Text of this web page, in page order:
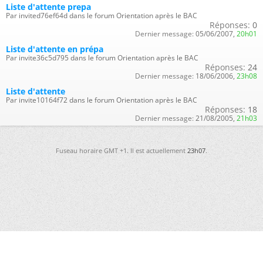
Liste d'attente prepa
Par invited76ef64d dans le forum Orientation après le BAC
Réponses: 0
Dernier message: 05/06/2007, 20h01
Liste d'attente en prépa
Par invite36c5d795 dans le forum Orientation après le BAC
Réponses: 24
Dernier message: 18/06/2006, 23h08
Liste d'attente
Par invite10164f72 dans le forum Orientation après le BAC
Réponses: 18
Dernier message: 21/08/2005, 21h03
Fuseau horaire GMT +1. Il est actuellement23h07.